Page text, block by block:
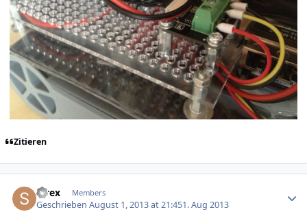
Zitieren
strex Members
GeschriebenAugust 1, 2013 at 21:451. Aug 2013